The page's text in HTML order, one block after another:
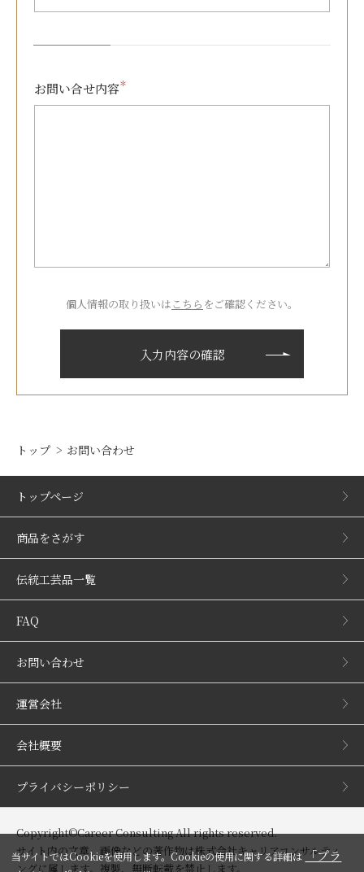
お問い合せ内容＊
個人情報の取り扱いはこちら をご確認ください。
トップ お問い合わせ
トップページ
商品をさがす
伝統工芸品一覧
FAQ
お問い合わせ
運営会社
会社概要
プライバシーポリシー
Copyright©Career Consulting All rights reserved.
サイト内の文章、画像などの著作物は株式会社キャリアコンサルティ
ングに属します。複製、無断転載を禁止します。
当サイトではCookieを使用します。Cookieの使用に関する詳細は「プラ